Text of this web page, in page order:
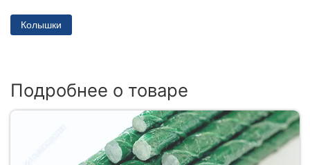
Колышки
Подробнее о товаре